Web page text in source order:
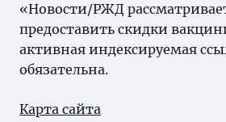
«Новости/РЖД
предоставить скидки
активная индексируемая
обязательна.
Карта сайта